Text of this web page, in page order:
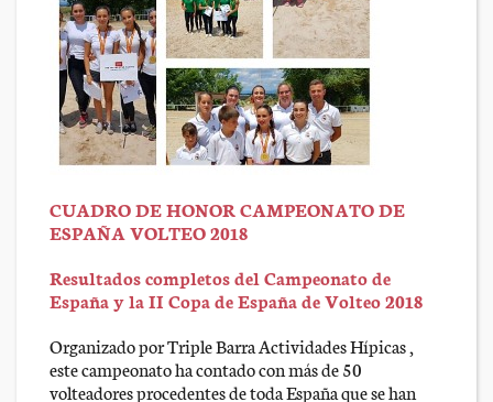
CUADRO DE HONOR CAMPEONATO DE
ESPAÑA VOLTEO 2018
Resultados completos del Campeonato de
España y la II Copa de España de Volteo 2018
Organizado por Triple Barra Actividades Hípicas ,
este campeonato ha contado con más de 50
volteadores procedentes de toda España que se han